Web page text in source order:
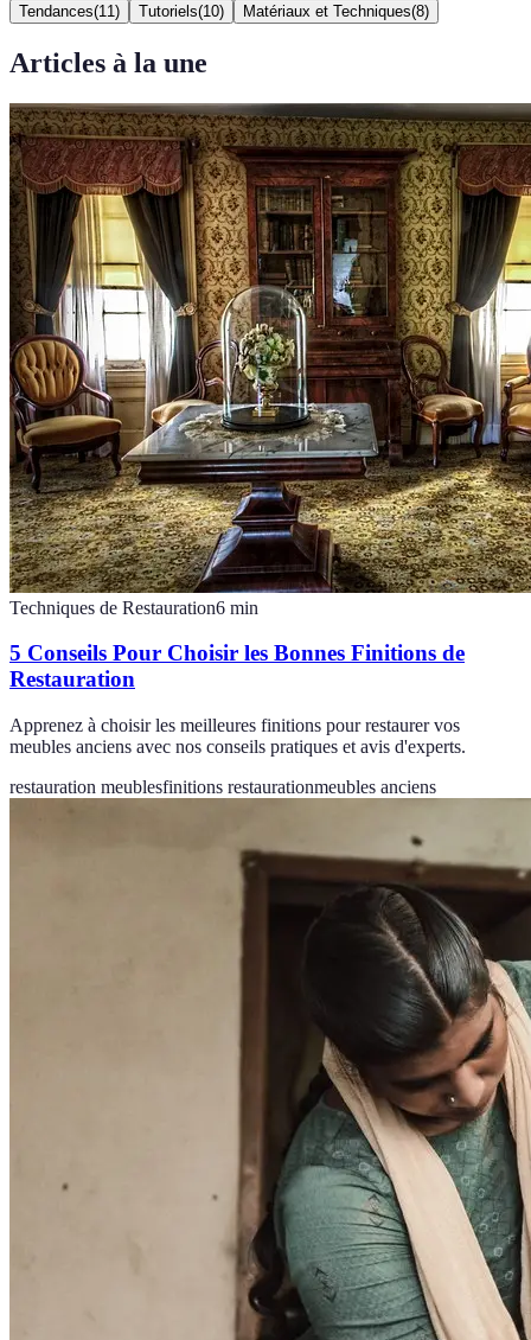
Tendances(11 ) Tutoriels(10) Matériaux et Techniques(8)
Articles à la une
Techniques de Restauration6 min
5 Conseils Pour Choisir les Bonnes Finitions de
Restauration
Apprenez à choisir les meilleures finitions pour restaurer vos
meubles anciens avec nos conseils pratiques et avis d'experts.
restauration meublesfinitions restaurationmeubles anciens